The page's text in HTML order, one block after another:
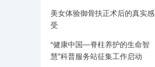
美女体验御骨扶正术后的真实感
受
“健康中国—脊柱养护的生命智
慧”科普服务站征集工作启动